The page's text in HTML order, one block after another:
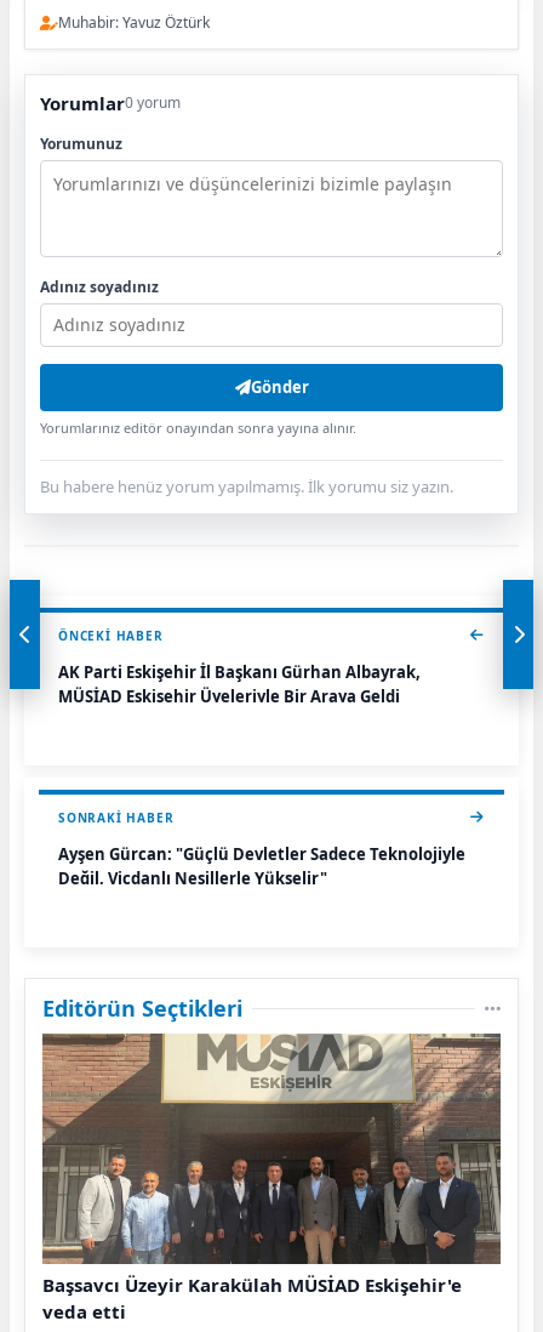
Muhabir: Yavuz Öztürk
Yorumlar0 yorum
Yorumunuz
Adınız soyadınız
Gönder
Yorumlarınız editör onayından sonra yayına alınır.
Bu habere henüz yorum yapılmamış. İlk yorumu siz yazın.
ÖNCEKI HABER
AK Parti Eskişehir İl Başkanı Gürhan Albayrak,
MÜSİAD Eskişehir Üyeleriyle Bir Araya Geldi
SONRAKI HABER
Ayşen Gürcan: "Güçlü Devletler Sadece Teknolojiyle
Değil, Vicdanlı Nesillerle Yükselir"
Editörün Seçtikleri
Başsavcı Üzeyir Karakülah MÜSİAD Eskişehir'e
veda etti